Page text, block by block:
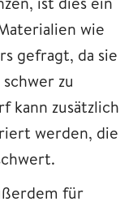
wie
gefragt, da sie
zu
kann zusätzlich
werden, die
für